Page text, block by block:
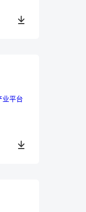
业平台